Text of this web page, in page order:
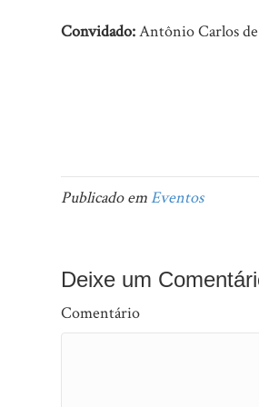
Convidado:Antônio Carlos
Publicado emEventos
Deixe um
Comentário